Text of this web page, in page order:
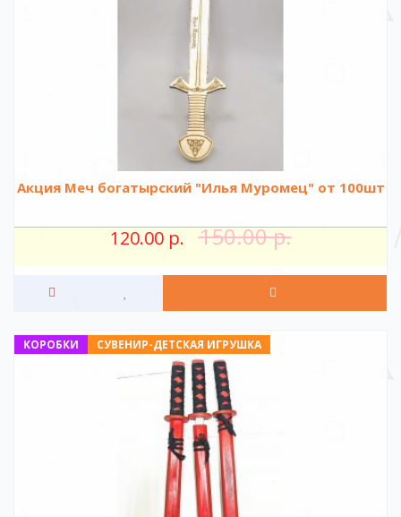
Акция Меч богатырский "Илья Муромец" от 100шт
120.00 р. 150.00 р.
СУВЕНИР-ДЕТСКАЯ ИГРУШКА
КОРОБКИ